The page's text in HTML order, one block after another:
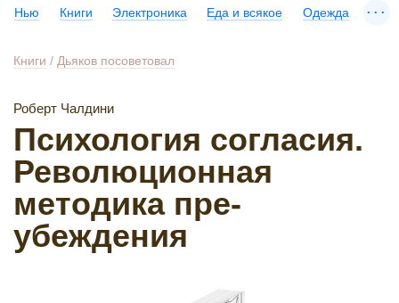
Нью Книги Электроника Еда и всякое Одежда ...
Книги / Дьяков посоветовал
Роберт Чалдини
Психология согласия.
Революционная
методика пре-
убеждения